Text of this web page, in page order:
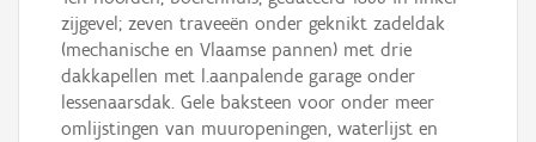
zijgevel; zeven traveeën onder geknikt zadeldak
(mechanische en Vlaamse pannen) met drie
dakkapellen met l.aanpalende garage onder
lessenaarsdak. Gele baksteen voor onder meer
omlijstingen van muuropeningen, waterlijst en